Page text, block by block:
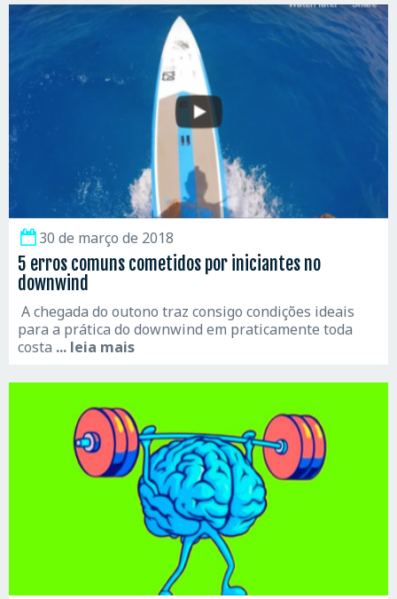
30 de março de 2018
5 erros comuns cometidos por iniciantes no
downwind
A chegada do outono traz consigo condições ideais
para a prática do downwind em praticamente toda
costa ... leia mais